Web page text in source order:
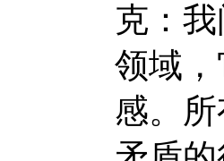
克：
领域
感。